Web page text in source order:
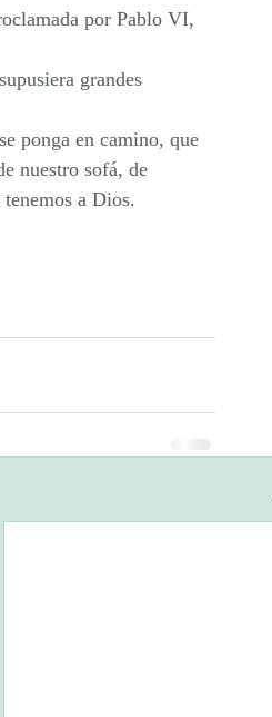
por Pablo VI,
grandes
ponga en camino, que
nuestro sofá, de
a Dios.